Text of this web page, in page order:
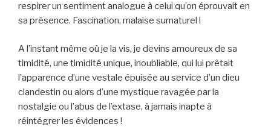
respirer un sentiment analogue à celui qu’on éprouvait en
sa présence. Fascination, malaise surnaturel !
A l’instant même où je la vis, je devins amoureux de sa
timidité, une timidité unique, inoubliable, qui lui prêtait
l’apparence d’une vestale épuisée au service d’un dieu
clandestin ou alors d’une mystique ravagée par la
nostalgie ou l’abus de l’extase, à jamais inapte à
réintégrer les évidences !